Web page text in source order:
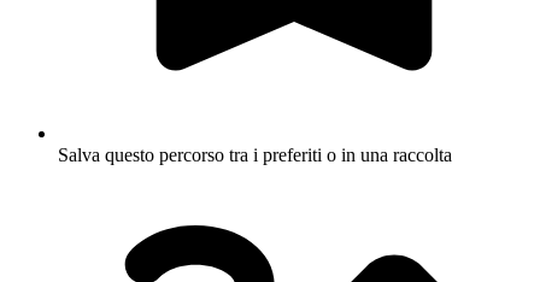
Salva questo percorso tra i preferiti o in una raccolta